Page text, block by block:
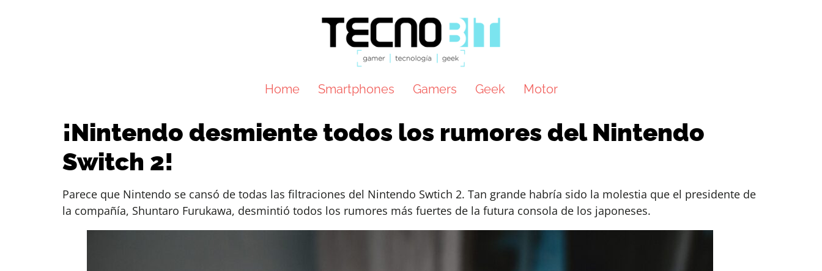
Home Smartphones Gamers Geek Motor
¡Nintendo desmiente todos los rumores del Nintendo
Switch 2!
Parece que Nintendo se cansó de todas las filtraciones del Nintendo Swtich 2. Tan grande habría sido la molestia que el presidente de
la compañía, Shuntaro Furukawa, desmintió todos los rumores más fuertes de la futura consola de los japoneses.